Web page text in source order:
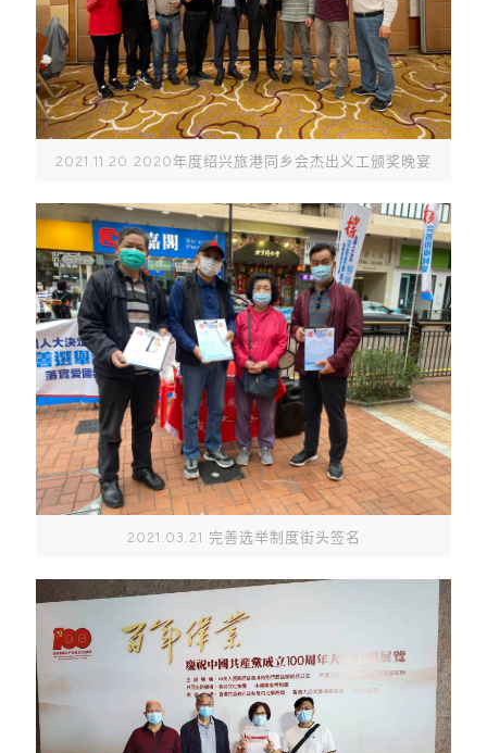
2021.11.20 2020年度绍兴旅港同乡会杰出义工颁奖晚宴
2021.03.21 完善选举制度街头签名